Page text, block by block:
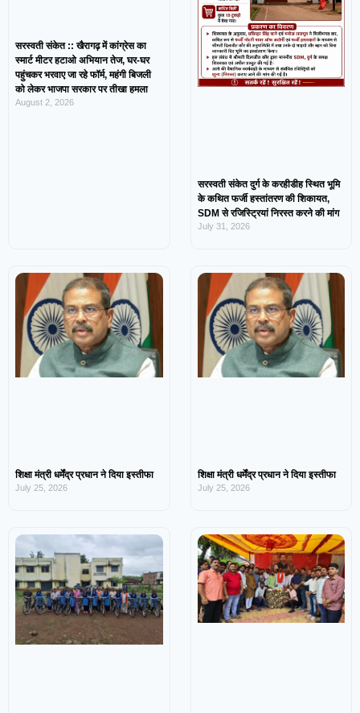
सरस्वती संकेत :: खैरागढ़ में कांग्रेस का
स्मार्ट मीटर हटाओ अभियान तेज, घर-घर
पहुंचकर भरवाए जा रहे फॉर्म, महंगी बिजली
को लेकर भाजपा सरकार पर तीखा हमला
August 2, 2026
सरस्वती संकेत दुर्ग के करहीडीह स्थित भूमि
के कथित फर्जी हस्तांतरण की शिकायत,
SDM से रजिस्ट्रियां निरस्त करने की मांग
July 31, 2026
शिक्षा मंत्री धर्मेंद्र प्रधान ने दिया इस्तीफा
July 25, 2026
शिक्षा मंत्री धर्मेंद्र प्रधान ने दिया इस्तीफा
July 25, 2026